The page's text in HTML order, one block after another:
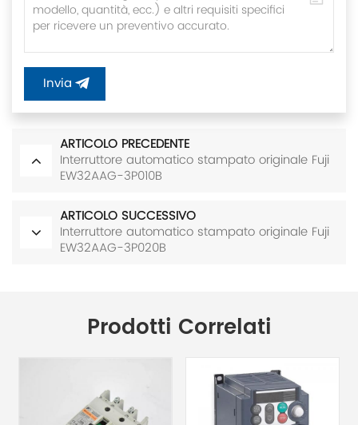
Invia
ARTICOLO PRECEDENTE
Interruttore automatico stampato originale Fuji
EW32AAG-3P010B
ARTICOLO SUCCESSIVO
Interruttore automatico stampato originale Fuji
EW32AAG-3P020B
Prodotti Correlati